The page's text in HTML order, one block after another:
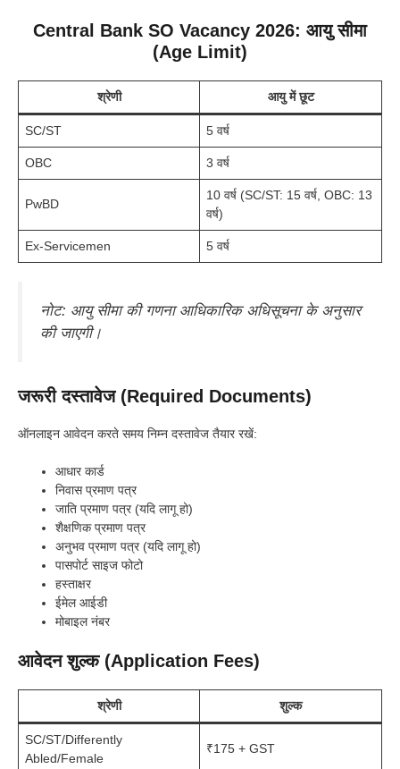
Central Bank SO Vacancy 2026: आयु सीमा
(Age Limit)
श्रेणी आयु में छूट
SC/ST 5 वर्ष
OBC 3 वर्ष
PwBD
10 वर्ष (SC/ST: 15 वर्ष, OBC: 13
वर्ष)
Ex-Servicemen 5 वर्ष
नोट: आयु सीमा की गणना आधिकारिक अधिसूचना के अनुसार
की जाएगी।
जरूरी दस्तावेज (Required Documents)
ऑनलाइन आवेदन करते समय निम्न दस्तावेज तैयार रखें:
आधार कार्ड
निवास प्रमाण पत्र
जाति प्रमाण पत्र (यदि लागू हो)
शैक्षणिक प्रमाण पत्र
अनुभव प्रमाण पत्र (यदि लागू हो)
पासपोर्ट साइज फोटो
हस्ताक्षर
ईमेल आईडी
मोबाइल नंबर
आवेदन शुल्क (Application Fees)
श्रेणी शुल्क
SC/ST/Differently
Abled/Female
₹175 + GST